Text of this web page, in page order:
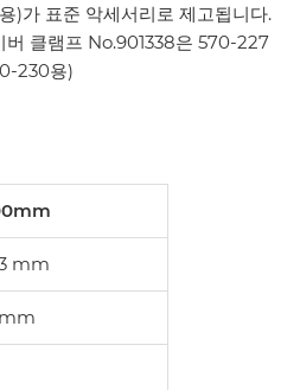
)가 표준 악세서리로 제고됩니다.
버 클램프 No.901338은 570-227
230용)
mm